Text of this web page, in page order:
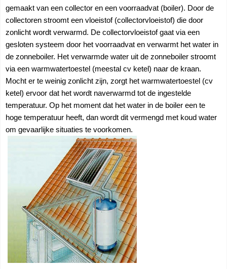
gemaakt van een collector en een voorraadvat (boiler). Door de
collectoren stroomt een vloeistof (collectorvloeistof) die door
zonlicht wordt verwarmd. De collectorvloeistof gaat via een
gesloten systeem door het voorraadvat en verwarmt het water in
de zonneboiler. Het verwarmde water uit de zonneboiler stroomt
via een warmwatertoestel (meestal cv ketel) naar de kraan.
Mocht er te weinig zonlicht zijn, zorgt het warmwatertoestel (cv
ketel) ervoor dat het wordt naverwarmd tot de ingestelde
temperatuur. Op het moment dat het water in de boiler een te
hoge temperatuur heeft, dan wordt dit vermengd met koud water
om gevaarlijke situaties te voorkomen.